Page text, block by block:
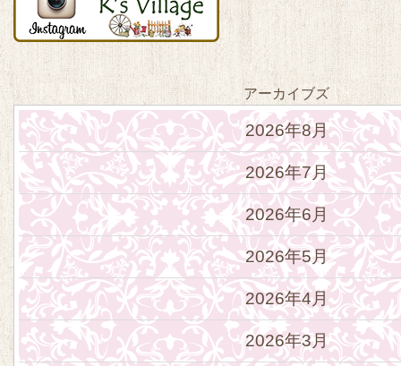
アーカイブズ
2026年8月
2026年7月
2026年6月
2026年5月
2026年4月
2026年3月